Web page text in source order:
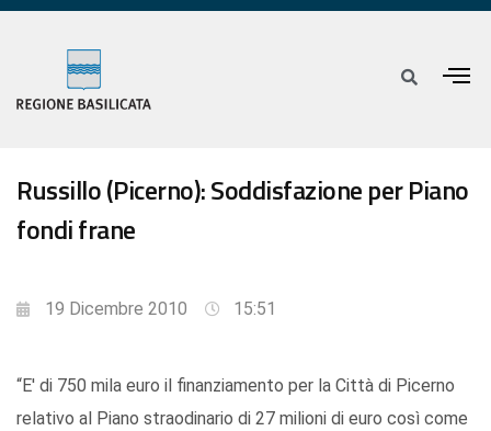
Russillo (Picerno): Soddisfazione per Piano
fondi frane
19 Dicembre 2010 15:51
“E' di 750 mila euro il finanziamento per la Città di Picerno
relativo al Piano straodinario di 27 milioni di euro così come